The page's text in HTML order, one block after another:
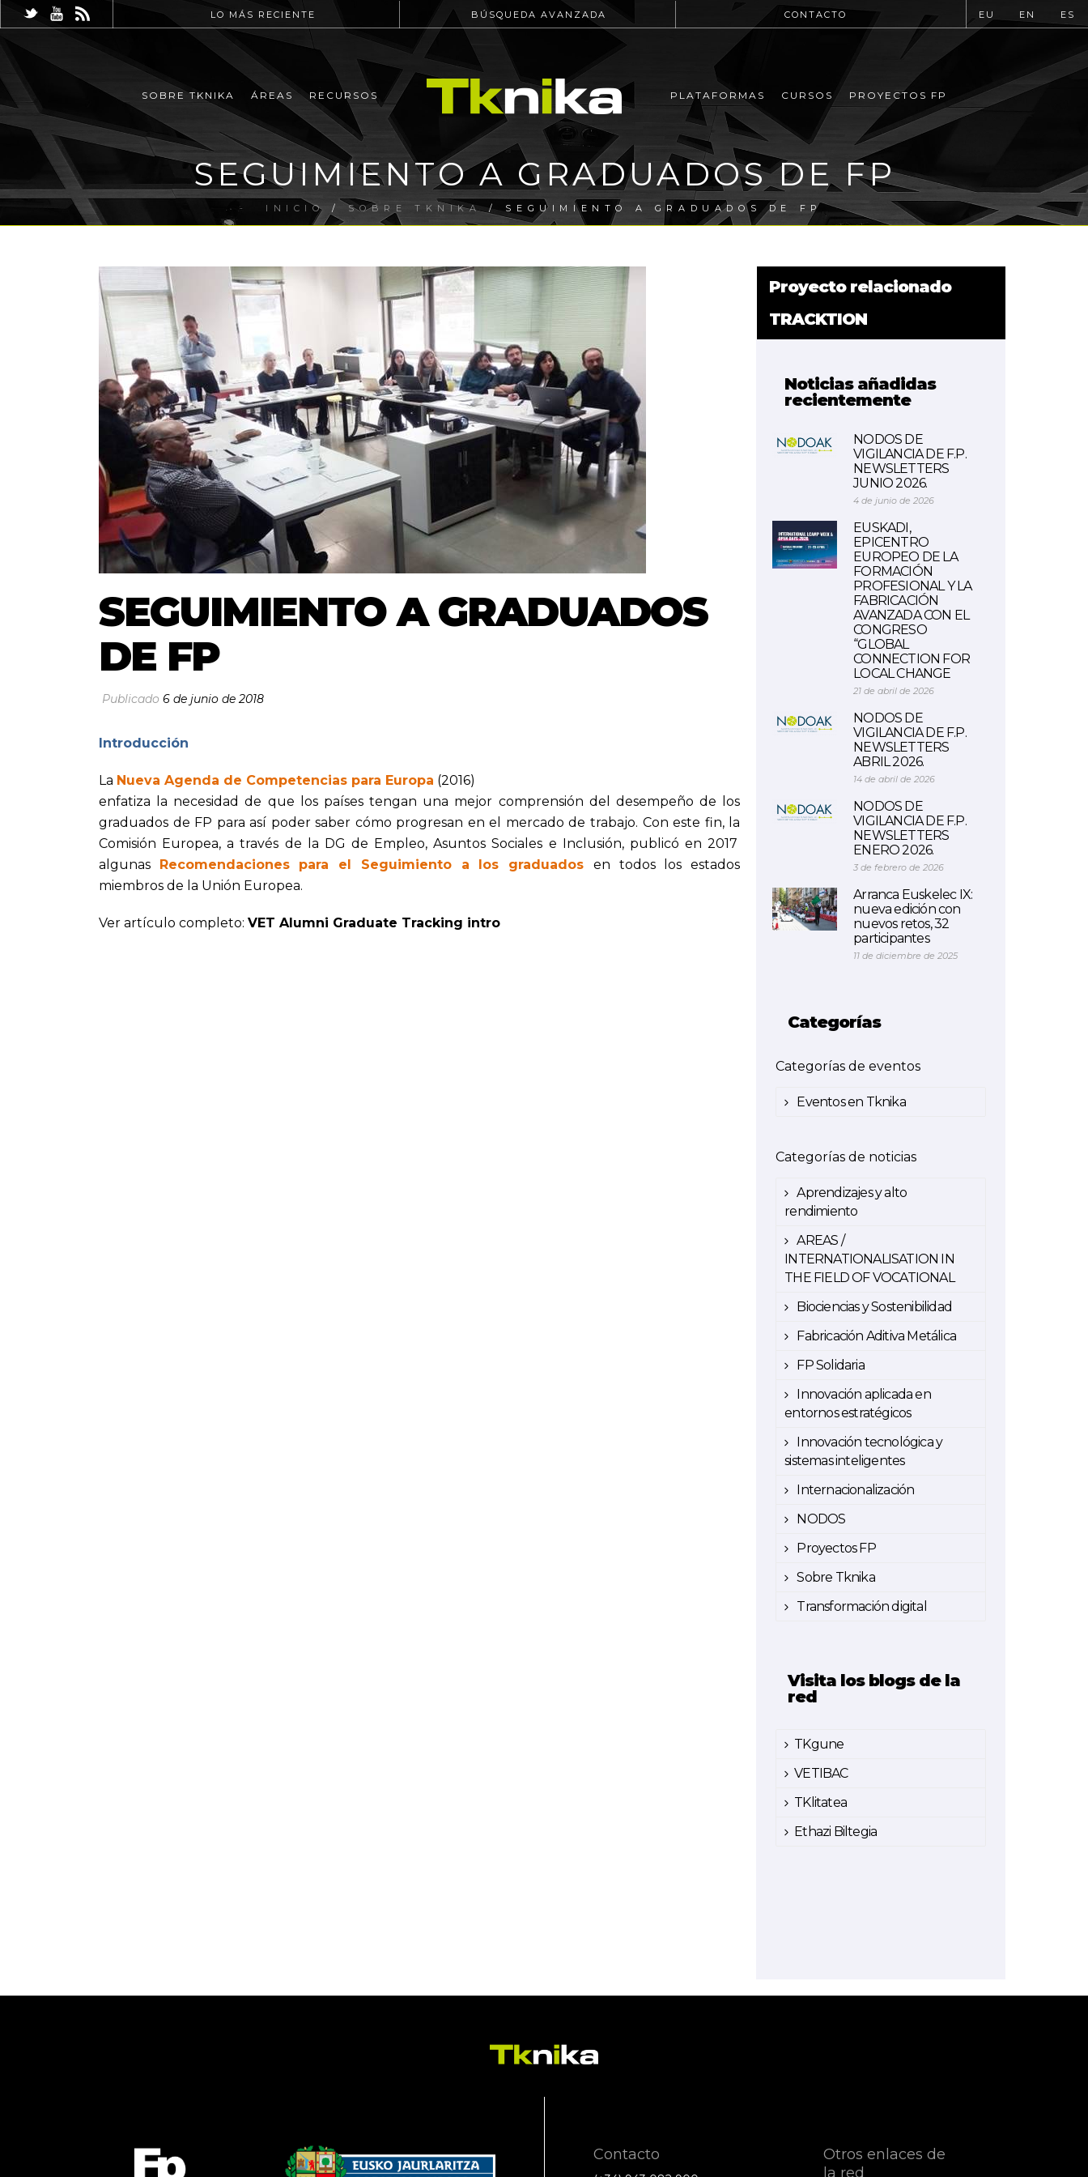
LO MÁS RECIENTE BÚSQUEDA AVANZADA CONTACTO EU EN ES
SOBRE TKNIKA ÁREAS RECURSOS PLATAFORMAS CURSOS PROYECTOS FP
SEGUIMIENTO A GRADUADOS DE FP
INICIO /SOBRE TKNIKA / SEGUIMIENTO A GRADUADOS DE FP
SEGUIMIENTO A GRADUADOS
DE FP
Publicado 6 de junio de 2018
Introducción
La Nueva Agenda de Competencias para Europa (2016)
enfatiza la necesidad de que los países tengan una mejor comprensión del desempeño de los
graduados de FP para así poder saber cómo progresan en el mercado de trabajo. Con este fin, la
Comisión Europea, a través de la DG de Empleo, Asuntos Sociales e Inclusión, publicó en 2017
algunas Recomendaciones para el Seguimiento a los graduados en todos los estados
miembros de la Unión Europea.
Ver artículo completo: VET Alumni Graduate Tracking intro
Proyecto relacionado
TRACKTION
Noticias añadidas
recientemente
NODOS DE
VIGILANCIA DE F.P.
NEWSLETTERS
JUNIO 2026.
4 de junio de 2026
EUSKADI,
EPICENTRO
EUROPEO DE LA
FORMACIÓN
PROFESIONAL Y LA
FABRICACIÓN
AVANZADA CON EL
CONGRESO
“GLOBAL
CONNECTION FOR
LOCAL CHANGE
21 de abril de 2026
NODOS DE
VIGILANCIA DE F.P.
NEWSLETTERS
ABRIL 2026.
14 de abril de 2026
NODOS DE
VIGILANCIA DE F.P.
NEWSLETTERS
ENERO 2026.
3 de febrero de 2026
Arranca Euskelec IX:
nueva edición con
nuevos retos, 32
participantes
11 de diciembre de 2025
Categorías
Categorías de eventos
Eventos en Tknika
Categorías de noticias
Aprendizajes y alto
rendimiento
AREAS /
INTERNATIONALISATION IN
THE FIELD OF VOCATIONAL
Biociencias y Sostenibilidad
Fabricación Aditiva Metálica
FP Solidaria
Innovación aplicada en
entornos estratégicos
Innovación tecnológica y
sistemas inteligentes
Internacionalización
NODOS
Proyectos FP
Sobre Tknika
Transformación digital
Visita los blogs de la
red
TKgune
VETIBAC
TKlitatea
Ethazi Biltegia
Contacto
Otros enlaces de
la red